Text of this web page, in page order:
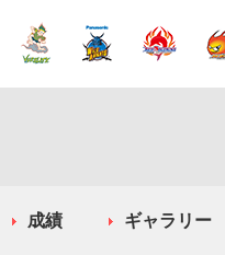
成績 ギャラリー